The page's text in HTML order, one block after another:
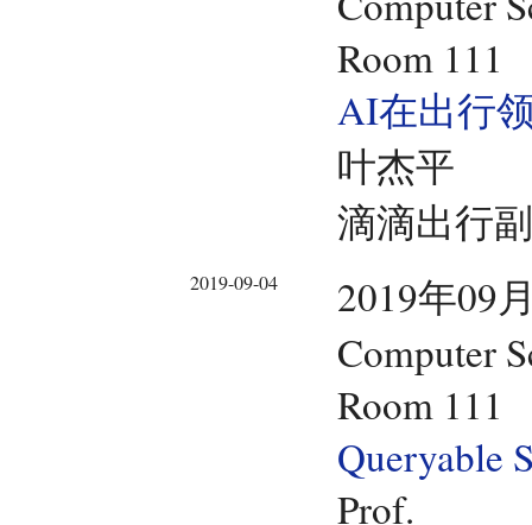
Room 111
AI在出行
叶杰平
滴滴出行
2019-09-04
2019年09
Computer
Room 111
Queryable
Prof.